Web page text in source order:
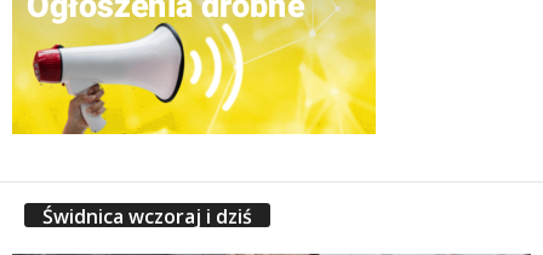
Świdnica wczoraj i dziś